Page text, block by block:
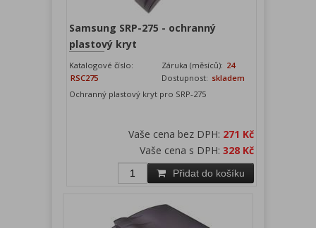
Samsung SRP-275 - ochranný
plastový kryt
Katalogové číslo:
RSC275
Záruka (měsíců): 24
Dostupnost: skladem
Ochranný plastový kryt pro SRP-275
Vaše cena bez DPH: 271 Kč
Vaše cena s DPH:328 Kč
Přidat do košíku